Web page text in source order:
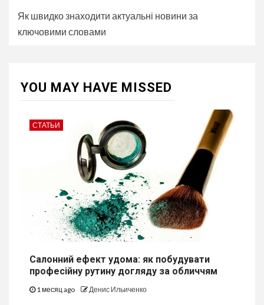
Як швидко знаходити актуальні новини за
ключовими словами
YOU MAY HAVE MISSED
СТАТЬИ
Салонний ефект удома: як побудувати
професійну рутину догляду за обличчям
1 месяц ago Денис Ильиченко